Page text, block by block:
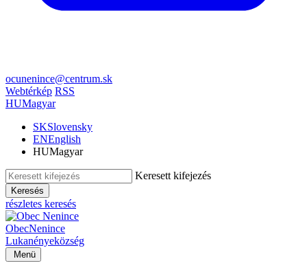
ocunenince@centrum.sk
Webtérkép RSS
HUMagyar
SKSlovensky
ENEnglish
HUMagyar
Keresett kifejezés
Keresés
részletes keresés
ObecNenince
Lukanényeközség
Menü